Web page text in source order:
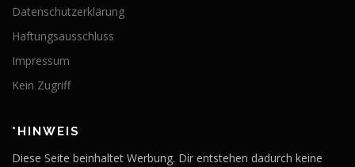
Datenschutzerklärung
Haftungsausschluss
Impressum
Kein Zugriff
*HINWEIS
Diese Seite beinhaltet Werbung. Dir entstehen dadurch keine